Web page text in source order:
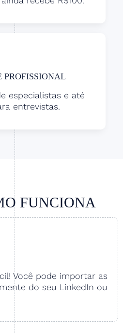
PROFISSIONAL
especialistas e até
entrevistas.
FUNCIONA
Você pode importar as
do seu LinkedIn ou